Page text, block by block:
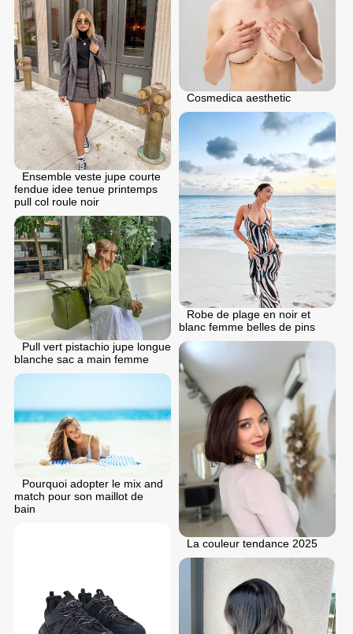
Ensemble veste jupe courte
fendue idee tenue printemps
pull col roule noir
Cosmedica aesthetic
Robe de plage en noir et
blanc femme belles de pins
Pull vert pistachio jupe longue
blanche sac a main femme
La couleur tendance 2025
Pourquoi adopter le mix and
match pour son maillot de
bain